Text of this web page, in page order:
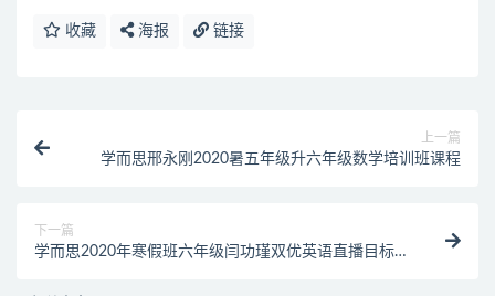
收藏 海报 链接
上一篇
学而思邢永刚2020暑五年级升六年级数学培训班课程
下一篇
学而思2020年寒假班六年级闫功瑾双优英语直播目标